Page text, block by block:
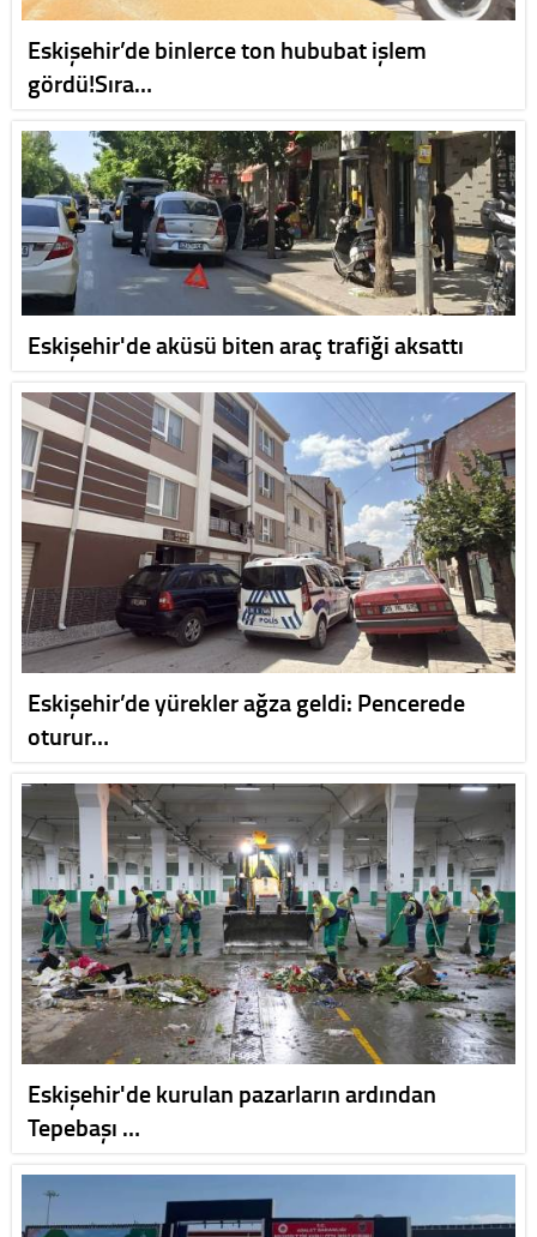
Eskişehir’de binlerce ton hububat işlem
gördü!Sıra…
Eskişehir'de aküsü biten araç trafiği aksattı
Eskişehir’de yürekler ağza geldi: Pencerede
oturur…
Eskişehir'de kurulan pazarların ardından
Tepebaşı …